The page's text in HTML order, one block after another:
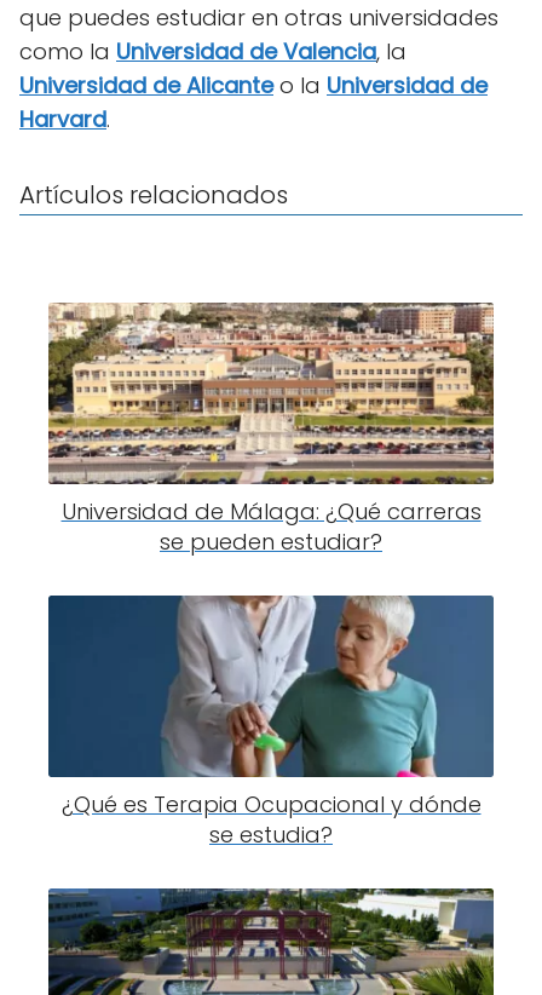
que puedes estudiar en otras universidades
como la Universidad de Valencia, la
Universidad de Alicanteo la Universidad de
Harvard.
Artículos relacionados
Universidad de Málaga: ¿Qué carreras
se pueden estudiar?
¿Qué es Terapia Ocupacional y dónde
se estudia?